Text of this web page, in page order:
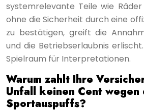
systemrelevante Teile wie
ohne die Sicherheit durch eine
zu bestätigen, greift die
und die Betriebserlaubnis
Spielraum für Interpretationen.
Warum zahlt Ihre
Unfall keinen Cent wegen
Sportauspuffs?